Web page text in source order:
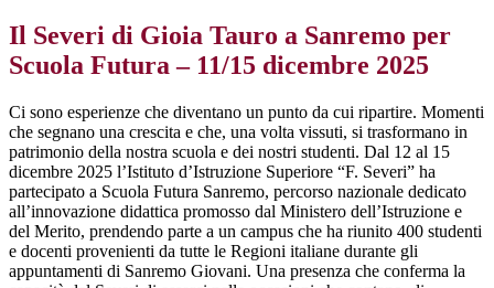
Il Severi di Gioia Tauro a Sanremo per
Scuola Futura – 11/15 dicembre 2025
Ci sono esperienze che diventano un punto da cui ripartire. Momenti
che segnano una crescita e che, una volta vissuti, si trasformano in
patrimonio della nostra scuola e dei nostri studenti. Dal 12 al 15
dicembre 2025 l’Istituto d’Istruzione Superiore “F. Severi” ha
partecipato a Scuola Futura Sanremo, percorso nazionale dedicato
all’innovazione didattica promosso dal Ministero dell’Istruzione e
del Merito, prendendo parte a un campus che ha riunito 400 studenti
e docenti provenienti da tutte le Regioni italiane durante gli
appuntamenti di Sanremo Giovani. Una presenza che conferma la